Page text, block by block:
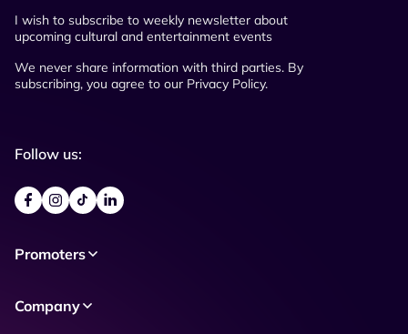
I wish to subscribe to weekly newsletter about
upcoming cultural and entertainment events
We never share information with third parties. By
subscribing, you agree to our Privacy Policy.
Follow us:
Promoters
Company